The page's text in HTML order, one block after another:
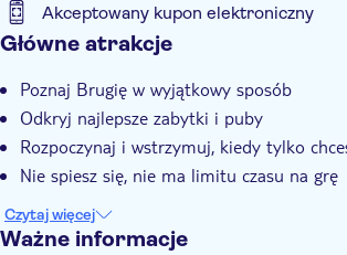
Akceptowany kupon elektroniczny
Informacje dodatkowe
Dostępność dla wózków inwalidzkich
Główne atrakcje
Poznaj Brugię w wyjątkowy sposób
Odkryj najlepsze zabytki i puby
Rozpoczynaj i wstrzymuj, kiedy tylko
Nie spiesz się, nie ma limitu czasu na grę
Czytaj więcej
Ważne informacje